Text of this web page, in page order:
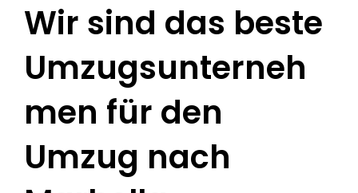
Wir sind das beste
Umzugsunterneh
men für den
Umzug nach